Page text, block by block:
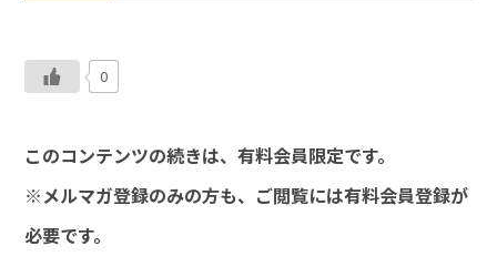
0
このコンテンツの続きは、有料会員限定です。
※メルマガ登録のみの方も、ご閲覧には有料会員登録が
必要です。